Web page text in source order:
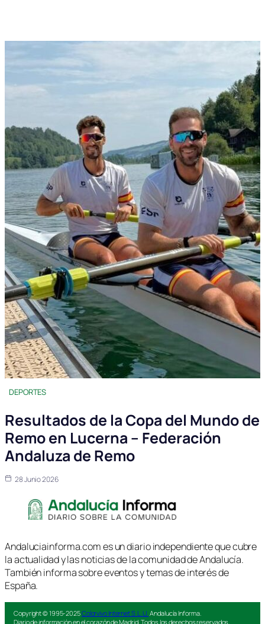
DEPORTES
Resultados de la Copa del Mundo de
Remo en Lucerna – Federación
Andaluza de Remo
28 Junio 2026
Andaluciainforma.com es un diario independiente que cubre
la actualidad y las noticias de la comunidad de Andalucía.
También informa sobre eventos y temas de interés de
España.
Copyright © 1995-2025Colorvivo Internet S.L.U. Andalucía Informa.
Diario de información en el corazón de Madrid. Todos los derechos reservados.